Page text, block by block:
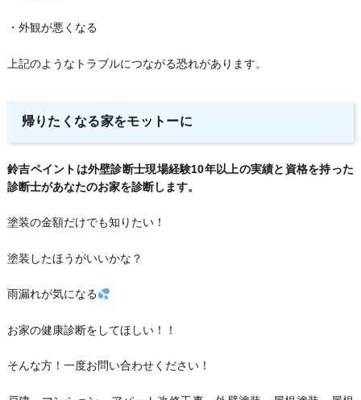
・外観が悪くなる
上記のようなトラブルにつながる恐れがあります。
帰りたくなる家をモットーに
鈴吉ペイントは外壁診断士現場経験10年以上の実績と資格を持った
診断士があなたのお家を診断します。
塗装の金額だけでも知りたい！
塗装したほうがいいかな？
雨漏れが気になる
お家の健康診断をしてほしい！！
そんな方！一度お問い合わせください！